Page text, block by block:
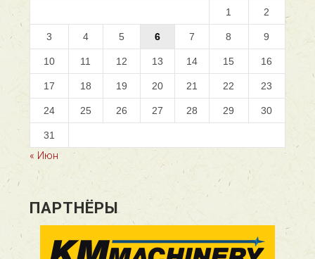
1 2
3 4 5 6 7 8 9
10 11 12 13 14 15 16
17 18 19 20 21 22 23
24 25 26 27 28 29 30
31
« Июн
ПАРТНЁРЫ